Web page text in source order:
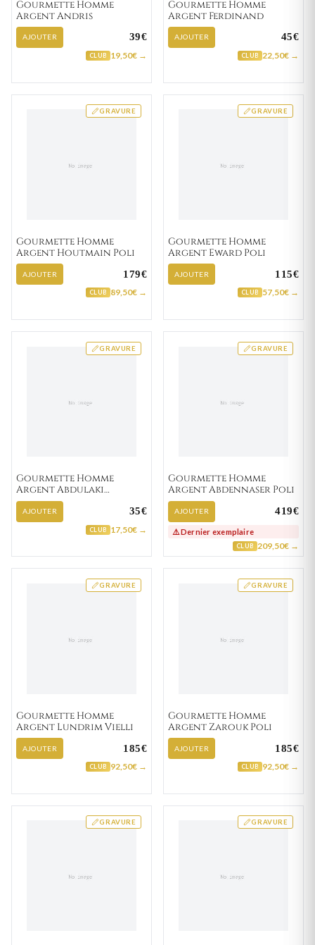
Gourmette Homme
Argent Andris
AJOUTER 39€
CLUB 19,50€ →
Gourmette Homme
Argent Ferdinand
AJOUTER 45€
CLUB 22,50€ →
GRAVURE
Gourmette Homme
Argent Houtmain Poli
AJOUTER 179€
CLUB 89,50€ →
GRAVURE
Gourmette Homme
Argent Eward Poli
AJOUTER 115€
CLUB 57,50€ →
GRAVURE
Gourmette Homme
Argent Abdulaki
Largeur 13+15mm
AJOUTER 35€
CLUB 17,50€ →
GRAVURE
Gourmette Homme
Argent Abdennaser Poli
AJOUTER 419€
⚠️ Dernier exemplaire
CLUB 209,50€ →
GRAVURE
Gourmette Homme
Argent Lundrim Vielli
AJOUTER 185€
CLUB 92,50€ →
GRAVURE
Gourmette Homme
Argent Zarouk Poli
AJOUTER 185€
CLUB 92,50€ →
GRAVURE GRAVURE